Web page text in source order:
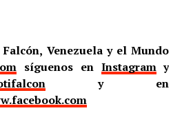
Venezuela y el Mundo
síguenos en Instagramy
y en